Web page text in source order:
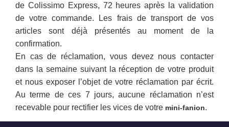
de Colissimo Express, 72 heures après la validation
de votre commande. Les frais de transport de vos
articles sont déjà présentés au moment de la
confirmation.
En cas de réclamation, vous devez nous contacter
dans la semaine suivant la réception de votre produit
et nous exposer l’objet de votre réclamation par écrit.
Au terme de ces 7 jours, aucune réclamation n’est
recevable pour rectifier les vices de votre mini-fanion.